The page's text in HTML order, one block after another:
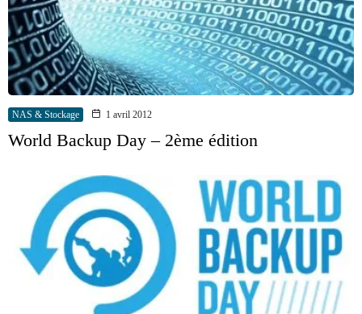
NAS & Stockage 1 avril 2012
World Backup Day – 2ème édition